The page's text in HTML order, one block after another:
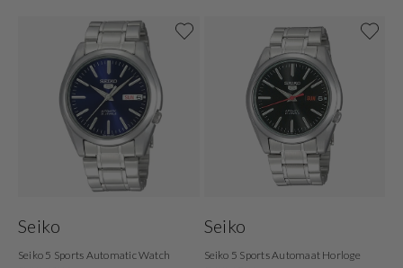
Seiko
Seiko 5 Sports Automatic Watch
Seiko
Seiko 5 Sports Automaat Horloge